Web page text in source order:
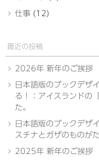
仕事(12)
最近の投稿
2026年 新年のご挨拶
日本語版のブックデザ
る！：アイスランドの
た。
日本語版のブックデザ
スチナとガザのものが
2025年 新年のご挨拶